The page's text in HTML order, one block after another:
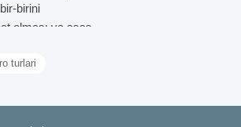
birini
olması və əsas
üçün həm
turlari